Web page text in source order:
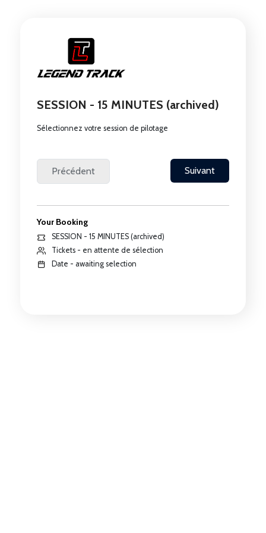
Your Booking
SESSION - 15 MINUTES (archived)
Tickets - en attente de sélection
Date - awaiting selection
SESSION - 15 MINUTES (archived)
Sélectionnez votre session de pilotage